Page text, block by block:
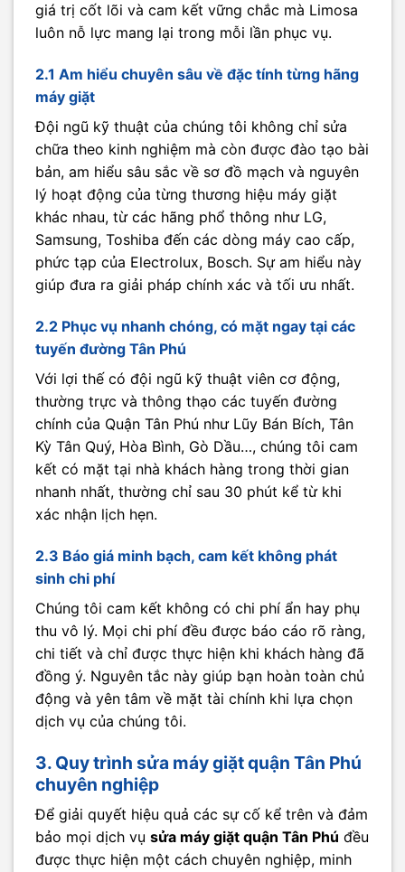
giá trị cốt lõi và cam kết vững chắc mà Limosa
luôn nỗ lực mang lại trong mỗi lần phục vụ.
2.1 Am hiểu chuyên sâu về đặc tính từng hãng
máy giặt
Đội ngũ kỹ thuật của chúng tôi không chỉ sửa
chữa theo kinh nghiệm mà còn được đào tạo bài
bản, am hiểu sâu sắc về sơ đồ mạch và nguyên
lý hoạt động của từng thương hiệu máy giặt
khác nhau, từ các hãng phổ thông như LG,
Samsung, Toshiba đến các dòng máy cao cấp,
phức tạp của Electrolux, Bosch. Sự am hiểu này
giúp đưa ra giải pháp chính xác và tối ưu nhất.
2.2 Phục vụ nhanh chóng, có mặt ngay tại các
tuyến đường Tân Phú
Với lợi thế có đội ngũ kỹ thuật viên cơ động,
thường trực và thông thạo các tuyến đường
chính của Quận Tân Phú như Lũy Bán Bích, Tân
Kỳ Tân Quý, Hòa Bình, Gò Dầu…, chúng tôi cam
kết có mặt tại nhà khách hàng trong thời gian
nhanh nhất, thường chỉ sau 30 phút kể từ khi
xác nhận lịch hẹn.
2.3 Báo giá minh bạch, cam kết không phát
sinh chi phí
Chúng tôi cam kết không có chi phí ẩn hay phụ
thu vô lý. Mọi chi phí đều được báo cáo rõ ràng,
chi tiết và chỉ được thực hiện khi khách hàng đã
đồng ý. Nguyên tắc này giúp bạn hoàn toàn chủ
động và yên tâm về mặt tài chính khi lựa chọn
dịch vụ của chúng tôi.
3. Quy trình sửa máy giặt quận Tân Phú
chuyên nghiệp
Để giải quyết hiệu quả các sự cố kể trên và đảm
bảo mọi dịch vụ sửa máy giặt quận Tân Phú đều
được thực hiện một cách chuyên nghiệp, minh